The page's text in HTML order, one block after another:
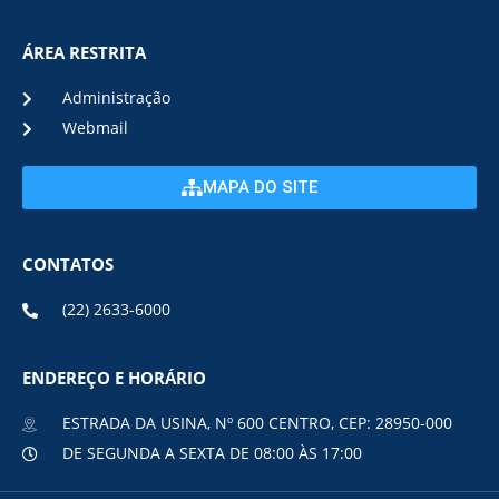
ÁREA RESTRITA
Administração
Webmail
MAPA DO SITE
CONTATOS
(22) 2633-6000
ENDEREÇO E HORÁRIO
ESTRADA DA USINA, Nº 600 CENTRO, CEP: 28950-000
DE SEGUNDA A SEXTA DE 08:00 ÀS 17:00